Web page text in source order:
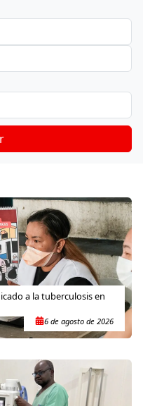
a la tuberculosis en
6 de agosto de 2026